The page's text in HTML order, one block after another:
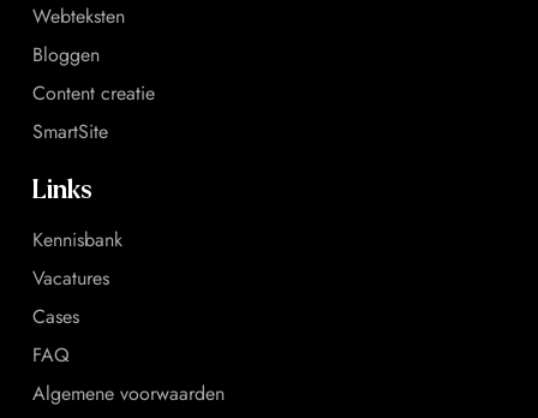
Webteksten
Bloggen
Content creatie
SmartSite
Links
Kennisbank
Vacatures
Cases
FAQ
Algemene voorwaarden